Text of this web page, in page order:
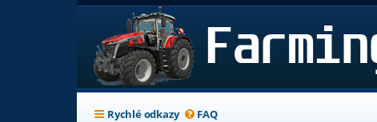
Rychlé odkazy FAQ